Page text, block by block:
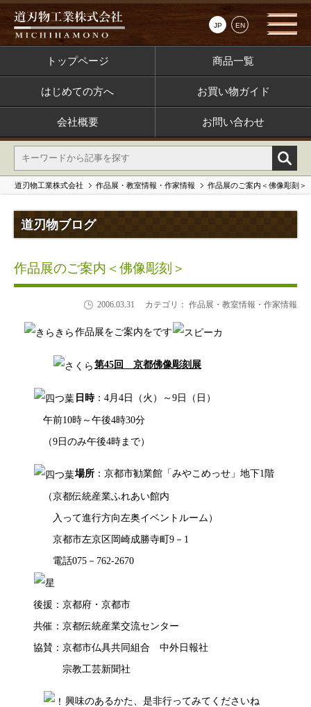
JP EN
トップページ 商品一覧
はじめての方へ お買い物ガイド
会社概要 お問い合わせ
道刃物工業株式会社 作品展・教室情報・作家情報 作品展のご案内＜佛像彫刻＞
道刃物ブログ
作品展のご案内＜佛像彫刻＞
2006.03.31 カテゴリ： 作品展・教室情報・作家情報
作品展をご案内をです
第45回 京都佛像彫刻展
日時：4月4日（火）～9日（日）
午前10時～午後4時30分
（9日のみ午後4時まで）
場所：京都市勧業館「みやこめっせ」地下1階
（京都伝統産業ふれあい館内
入って進行方向左奥イベントルーム）
京都市左京区岡崎成勝寺町9－1
電話075－762-2670
後援：京都府・京都市
共催：京都伝統産業交流センター
協賛：京都市仏具共同組合 中外日報社
宗教工芸新聞社
興味のあるかた、是非行ってみてくださいね